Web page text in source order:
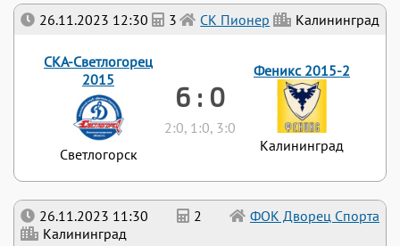
26.11.2023 11:30 2
ФОК Дворец Спорта
Калининград
26.11.2023 12:30 3 СК Пионер Калининград
СКА-Светлогорец
2015
Светлогорск
6 : 0
2:0, 1:0, 3:0
Феникс 2015-2
Калининград